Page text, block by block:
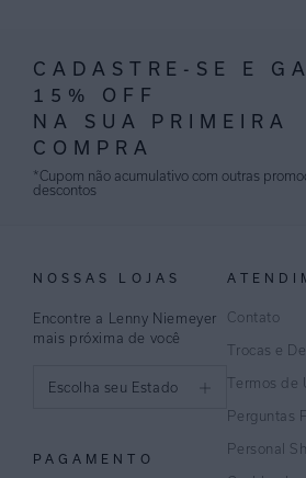
CADASTRE-SE E
15% OFF
NA SUA PRIMEIRA
COMPRA
*Cupom não acumulativo com outras
descontos
NOSSAS LOJAS
Encontre a Lenny Niemeyer
mais próxima de você
Escolha seu Estado
PAGAMENTO
Contato
Trocas e
Termos de
Perguntas
Personal